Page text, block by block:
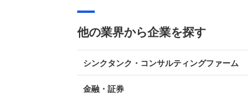
他の業界から企業を探す
シンクタンク・コンサルティングファーム
金融・証券